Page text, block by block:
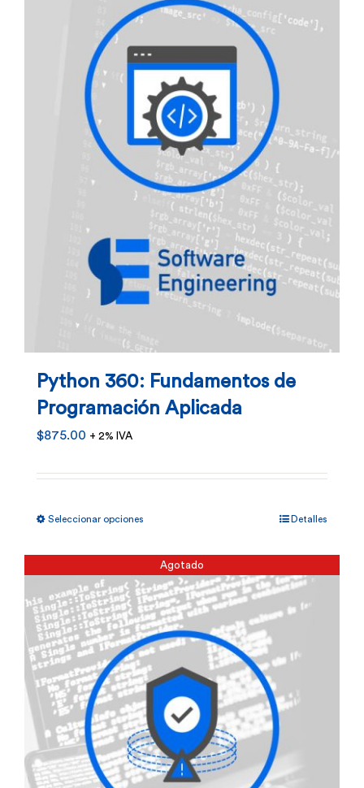
Python 360: Fundamentos de
Programación Aplicada
$875.00 + 2% IVA
Seleccionar opciones
tiene
múltiples
variantes.
Las
opciones
se
pueden
elegir
en
Detalles
Agotado